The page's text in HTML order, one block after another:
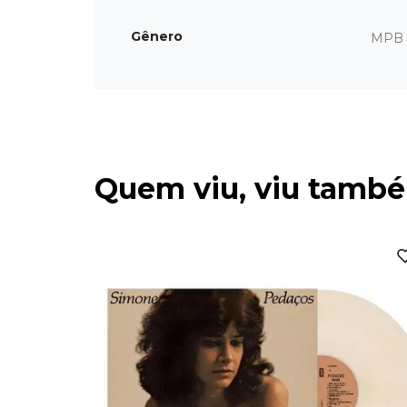
Gênero MPB
Quem viu, viu